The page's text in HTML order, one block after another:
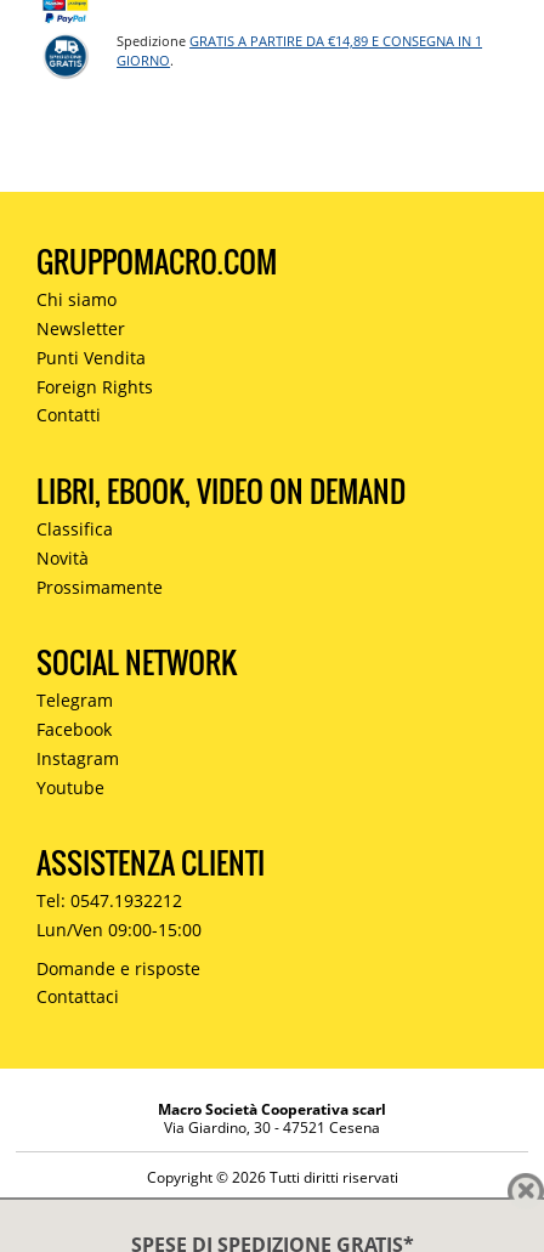
SPESE DI SPEDIZIONE GRATIS*
SpedizioneGRATIS A PARTIRE DA €14,89 E CONSEGNA IN 1
GIORNO.
GRUPPOMACRO.COM
Chi siamo
Newsletter
Punti Vendita
Foreign Rights
Contatti
LIBRI, EBOOK, VIDEO ON DEMAND
Classifica
Novità
Prossimamente
SOCIAL NETWORK
Telegram
Facebook
Instagram
Youtube
ASSISTENZA CLIENTI
Tel: 0547.1932212
Lun/Ven 09:00-15:00
Domande e risposte
Contattaci
Macro Società Cooperativa scarl
Via Giardino, 30 - 47521 Cesena
Copyright © 2026 Tutti diritti riservati
Diritto di reso